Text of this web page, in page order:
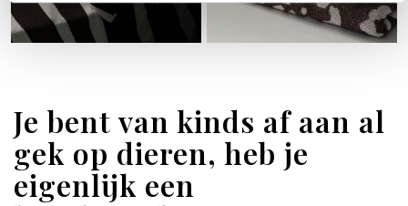
Je bent van kinds af aan al
gek op dieren, heb je
eigenlijk een